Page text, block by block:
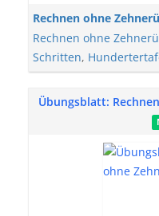
Rechnen ohne
Rechnen ohne
Schritten,
Übungsblatt: